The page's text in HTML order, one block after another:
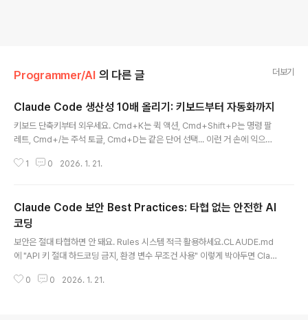
Programmer/AI 의 다른 글 더보기
Claude Code 생산성 10배 올리기: 키보드부터 자동화까지
키보드 단축키부터 외우세요. Cmd+K는 퀵 액션, Cmd+Shift+P는 명령 팔
레트, Cmd+/는 주석 토글, Cmd+D는 같은 단어 선택... 이런 거 손에 익으면
라져요.TL;DR키보드 단축키: Escape(중단), Double-Escape(되감기), Ta
te.md로 표준화/clear 자주: 새 작업마다 컨텍스트 리셋커스텀 명령어: 반복
작업을 한 줄로1. 키보드 단축키 마스터하기Claude Code 핵심 단축키"Pres
s Escape to i..
1 0 2026. 1. 21.
Claude Code 보안 Best Practices: 타협 없는 안전한 AI
코딩
보안은 절대 타협하면 안 돼요. Rules 시스템 적극 활용하세요.CLAUDE.md
에 "API 키 절대 하드코딩 금지, 환경 변수 무조건 사용" 이렇게 박아두면 Clau
젝션, XSS, CSRF 같은 취약점 자동으로 찾아내요. 배포 전에 꼭 한 번 체크하
0 0 2026. 1. 21.